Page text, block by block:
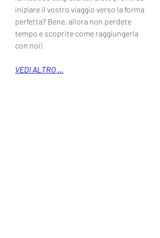
iniziare il vostro viaggio verso la forma
perfetta? Bene, allora non perdete
tempo e scoprite come raggiungerla
con noi!
VEDI ALTRO ...